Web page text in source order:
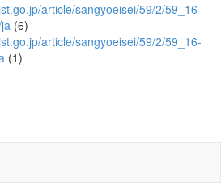
article/sangyoeisei/59/2/59_16-
(6)
article/sangyoeisei/59/2/59_16-
(1)